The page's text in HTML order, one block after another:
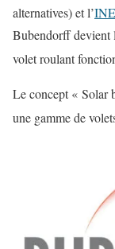
alternatives) et l’
Bubendorff devient
volet roulant
Le concept « Solar
une gamme de